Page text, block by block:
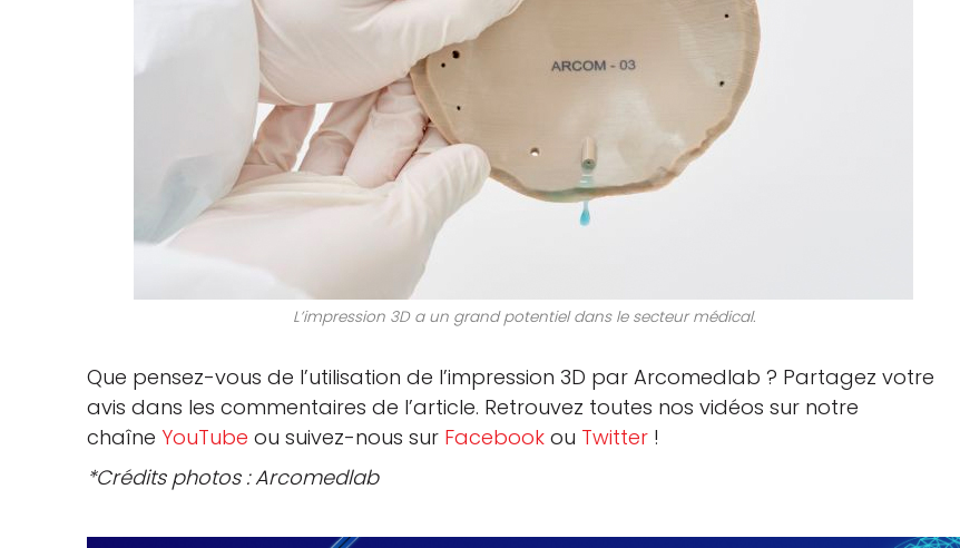
L’impression 3D a un grand potentiel dans le secteur médical.
Que pensez-vous de l’utilisation de l’impression 3D par Arcomedlab ? Partagez votre
avis dans les commentaires de l’article. Retrouvez toutes nos vidéos sur notre
chaîne YouTube ou suivez-nous sur Facebook ou Twitter !
*Crédits photos : Arcomedlab